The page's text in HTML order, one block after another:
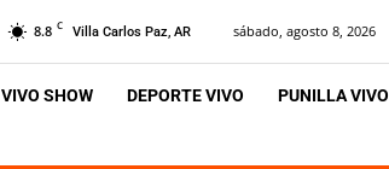
8.8 C Villa Carlos Paz, AR sábado, agosto 8, 2026
VIVO SHOW DEPORTE VIVO PUNILLA VIVO